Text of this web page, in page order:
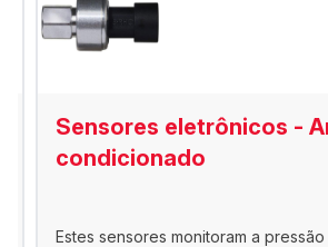
Sensores eletrônicos -
condicionado
Estes sensores monitoram a